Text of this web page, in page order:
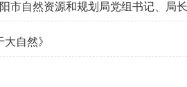
市自然资源和规划局党组书记、局
自然》